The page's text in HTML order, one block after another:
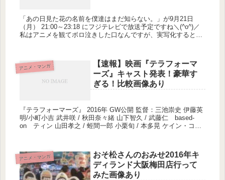
「あの日見た花の名前を僕達はまだ知らない。」が9月21日
（月） 21:00～23:18 にフジテレビで放送予定ですね＼(^o^)／
私はアニメを観てボロ泣きした口なんですが、実写化するとい
アニメ・マンガ
【速報】映画『テラフォーマ
ーズ』キャスト発表！豪華す
ぎる！比較画像あり
『テラフォーマーズ』 2016年 GW公開 監督：三池崇史 伊藤英
明/小町小吉 武井咲 / 秋田奈々緒 山下智久 / 武藤仁 based-
on ティン 山田孝之 / 蛭間一郎 小栗旬 / 本多晃 ケイン・コス
アニメ・マンガ
おそ松さんのおみせ2016年キ
ディランド大阪梅田店行って
みた画像あり